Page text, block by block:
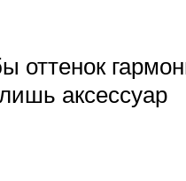
аксессуар